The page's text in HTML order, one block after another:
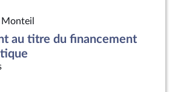
au titre du financement